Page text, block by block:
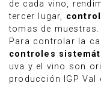
de cada vino,
tercer lugar,
tomas de muestras.
Para controlar la
controles
uva y el vino son
producción IGP